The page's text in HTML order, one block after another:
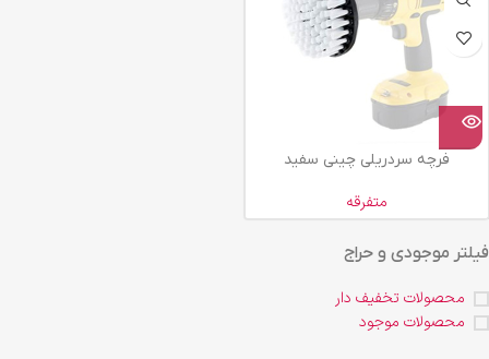
فیلتر موجودی و حراج
محصولات تخفیف دار
محصولات موجود
فرچه سردریلی چینی سفید
متفرقه